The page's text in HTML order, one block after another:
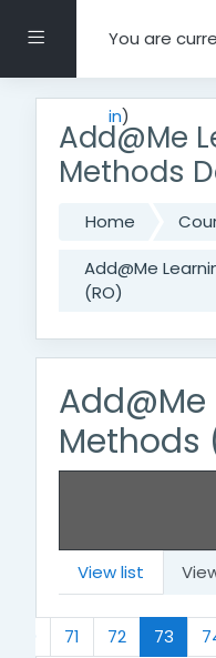
Side panelYou are
in)
Add@Me
Methods
Home
Add@Me
(RO)
Methods
View list
71 72 73